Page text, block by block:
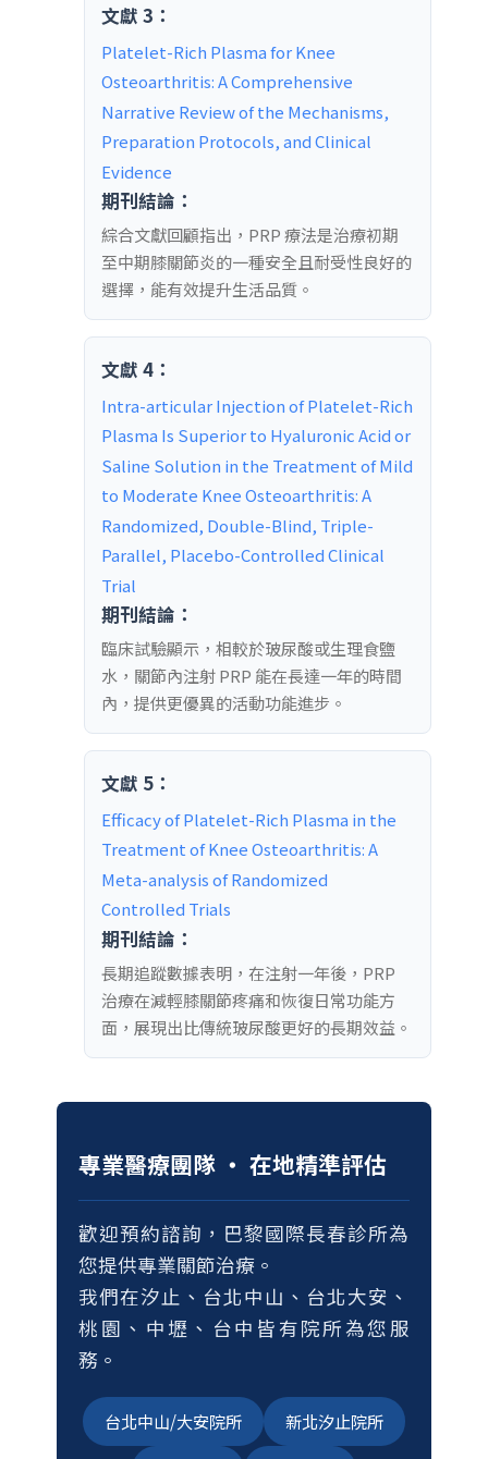
文獻 3：
Platelet-Rich Plasma for Knee
Osteoarthritis: A Comprehensive
Narrative Review of the Mechanisms,
Preparation Protocols, and Clinical
Evidence
期刊結論：
綜合文獻回顧指出，PRP 療法是治療初期
至中期膝關節炎的一種安全且耐受性良好的
選擇，能有效提升生活品質。
文獻 4：
Intra-articular Injection of Platelet-Rich
Plasma Is Superior to Hyaluronic Acid or
Saline Solution in the Treatment of Mild
to Moderate Knee Osteoarthritis: A
Randomized, Double-Blind, Triple-
Parallel, Placebo-Controlled Clinical
Trial
期刊結論：
臨床試驗顯示，相較於玻尿酸或生理食鹽
水，關節內注射 PRP 能在長達一年的時間
內，提供更優異的活動功能進步。
文獻 5：
Efficacy of Platelet-Rich Plasma in the
Treatment of Knee Osteoarthritis: A
Meta-analysis of Randomized
Controlled Trials
期刊結論：
長期追蹤數據表明，在注射一年後，PRP
治療在減輕膝關節疼痛和恢復日常功能方
面，展現出比傳統玻尿酸更好的長期效益。
專業醫療團隊 ‧ 在地精準評估
歡迎預約諮詢，巴黎國際長春診所為
您提供專業關節治療。
我們在汐止、台北中山、台北大安、
桃園、中壢、台中皆有院所為您服
務。
台北中山/大安院所 新北汐止院所